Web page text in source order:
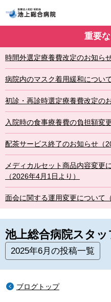
重要
時間外選定療養費改定のお知ら
病院内のマスク着用緩和につい
初診・再診時選定療養費改定の
入院時の食事療養費の負担額変
配茶サービス終了のお知らせ（
メディカルセット商品内容変更
（2026年4月1日より）
面会に関する運用変更について
池上総合病院スタ
2025年6月の投稿一覧
ブログトップ